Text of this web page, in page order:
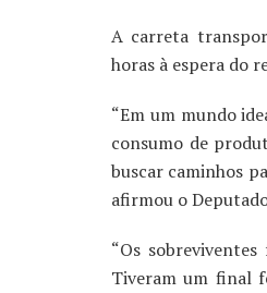
A carreta
horas à espera do
“Em um mundo
consumo de
buscar caminhos
afirmou o
“Os
Tiveram um final